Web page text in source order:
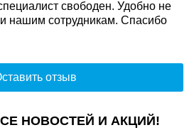
свободен. Удобно не
нашим сотрудникам. Спасибо
отзыв
НОВОСТЕЙ И АКЦИЙ!